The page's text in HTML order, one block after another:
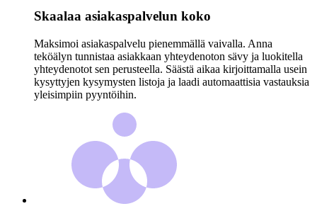
Skaalaa asiakaspalvelun koko
Maksimoi asiakaspalvelu pienemmällä vaivalla. Anna
teköälyn tunnistaa asiakkaan yhteydenoton sävy ja luokitella
yhteydenotot sen perusteella. Säästä aikaa kirjoittamalla usein
kysyttyjen kysymysten listoja ja laadi automaattisia vastauksia
yleisimpiin pyyntöihin.